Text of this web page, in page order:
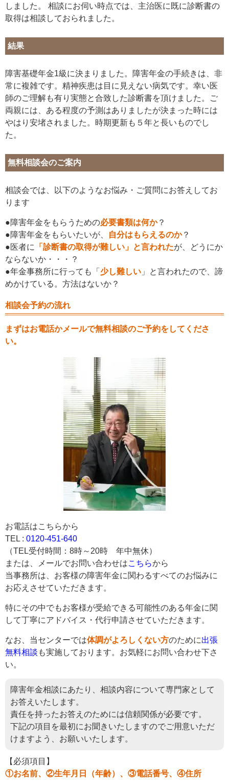
しました。 相談にお伺い時点では、主治医に既に診断書の
取得は相談しておられました。
結果
障害基礎年金1級に決まりました。障害年金の手続きは、非
常に複雑です。精神疾患は目に見えない病気です。幸い医
師のご理解も有り実態と合致した診断書を頂けました。ご
両親には、ある程度の予測はありましたが決まった時には
やはり安堵されました。時期更新も５年と長いものでし
た。
無料相談会のご案内
相談会では、以下のようなお悩み・ご質問にお答えしてお
ります
●障害年金をもらうための必要書類は何か？
●障害年金をもらいたいが、
自分はもらえるのか？
●医者に
「診断書の取得が難しい」と言われたが、どうにか
ならないか・・・？
●年金事務所に行っても「 少し難しい 」と言われたので、諦
めかけている。方法はないか？
相談会予約の流れ
まずはお電話かメールで無料相談のご予約をしてくださ
い。
お電話はこちらから
TEL : 0120-451-640
（TEL受付時間：8時～20時 年中無休）
または、メールでお問い合わせはこちらから
当事務所は、お客様の障害年金に関わるすべてのお悩みに
お応えさせていただきます。
特にその中でもお客様が受給できる可能性のある年金に関
して丁寧にアドバイス・代行申請させていただきます。
なお、当センターでは体調がよろしくない方のために出張
無料相談 も実施しております。お気軽にお問い合わせ下さ
い。
障害年金相談にあたり、相談内容について専門家として
お答えいたします。
責任を持ったお答えのためには信頼関係が必要です。
下記の項目を最初にお聞きいたしますのでご用意いただ
けますよう、お願いいたします。
【必須項目】
①お名前、②生年月日（年齢）、③電話番号、④住所